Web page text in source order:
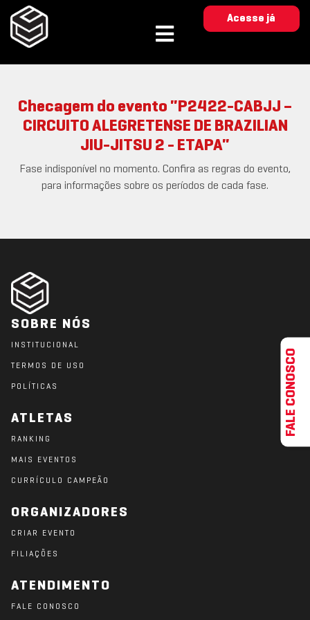
Acesse já
Checagem do evento "P2422-CABJJ –
CIRCUITO ALEGRETENSE DE BRAZILIAN
JIU-JITSU 2 - ETAPA"
Fase indisponível no momento. Confira as regras do evento,
para informações sobre os períodos de cada fase.
SOBRE NÓS
INSTITUCIONAL
TERMOS DE USO
POLÍTICAS
ATLETAS
RANKING
MAIS EVENTOS
CURRÍCULO CAMPEÃO
ORGANIZADORES
CRIAR EVENTO
FILIAÇÕES
ATENDIMENTO
FALE CONOSCO
FALE CONOSCO